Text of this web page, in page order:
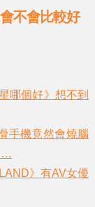
會不會比較好
哪個好》想不到
手機竟然會燒腦
》有AV女優